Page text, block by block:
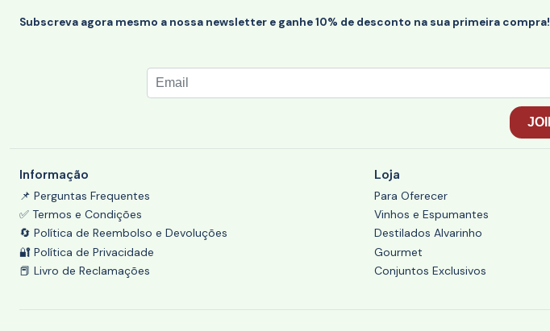
Subscreva agora mesmo a nossa newsletter e ganhe 10% de desconto na sua primeira compra!
Informação
📌 Perguntas Frequentes
✅ Termos e Condições
🔄 Política de Reembolso e Devoluções
🔐 Política de Privacidade
📕 Livro de Reclamações
Loja
Para Oferecer
Vinhos e Espumantes
Destilados Alvarinho
Gourmet
Conjuntos Exclusivos